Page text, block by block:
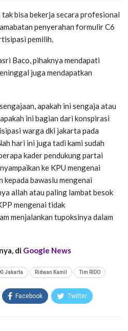
tak bisa bekerja secara profesional
penyerahan formulir C6
pemilih.
Baco, pihaknya mendapati
juga mendapatkan
apakah ini sengaja atau
ini bagian dari konspirasi
warga dki jakarta pada
hari ini juga tadi kami sudah
kader pendukung partai
ke KPU mengenai
kepada bawaslu mengenai
allah atau paling lambat besok
mengenai tidak
menjalankan tupoksinya dalam
di Google News
Jakarta Ridwan Kamil Tim RIDO
Facebook Twitter